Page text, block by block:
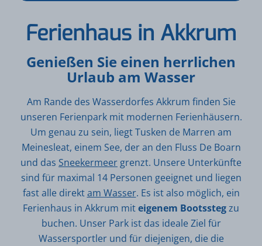
Ferienhaus in Akkrum
Genießen Sie einen herrlichen
Urlaub am Wasser
Am Rande des Wasserdorfes Akkrum finden Sie
unseren Ferienpark mit modernen Ferienhäusern.
Um genau zu sein, liegt Tusken de Marren am
Meinesleat, einem See, der an den Fluss De Boarn
und das Sneekermeer grenzt. Unsere Unterkünfte
sind für maximal 14 Personen geeignet und liegen
fast alle direktam Wasser. Es ist also möglich, ein
Ferienhaus in Akkrum miteigenem Bootsstegzu
buchen. Unser Park ist das ideale Ziel für
Wassersportler und für diejenigen, die die